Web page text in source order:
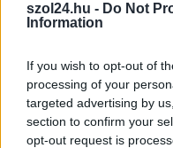
szol24.hu - Do Not
Information
If you wish to opt-out of
processing of your
targeted advertising by
section to confirm your
opt-out request is
határában
2026.07.13. szol24.hu